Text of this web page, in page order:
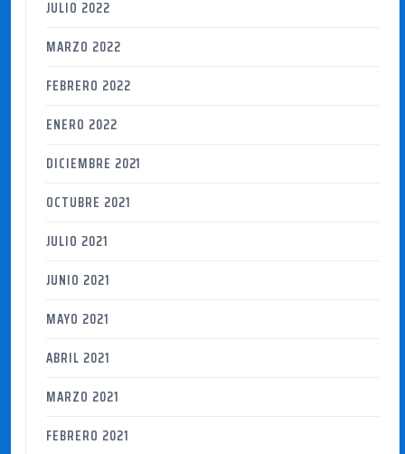
JULIO 2022
MARZO 2022
FEBRERO 2022
ENERO 2022
DICIEMBRE 2021
OCTUBRE 2021
JULIO 2021
JUNIO 2021
MAYO 2021
ABRIL 2021
MARZO 2021
FEBRERO 2021